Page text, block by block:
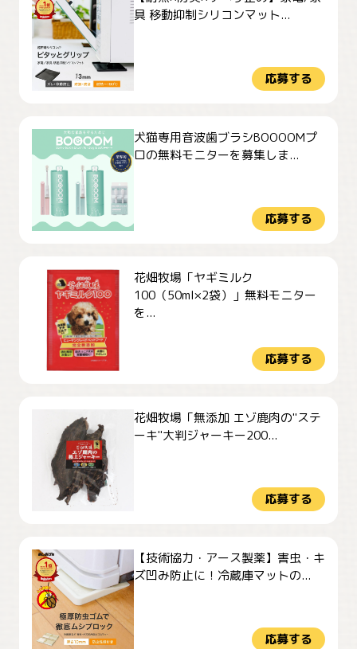
具 移動抑制シリコンマット...
応募する
犬猫専用音波歯ブラシBOOOOMプ
ロの無料モニターを募集しま...
応募する
花畑牧場「ヤギミルク
100（50ml×2袋）」無料モニター
を...
応募する
花畑牧場「無添加 エゾ鹿肉の"ステ
ーキ"大判ジャーキー200...
応募する
【技術協力・アース製薬】害虫・キ
ズ凹み防止に！冷蔵庫マットの...
応募する